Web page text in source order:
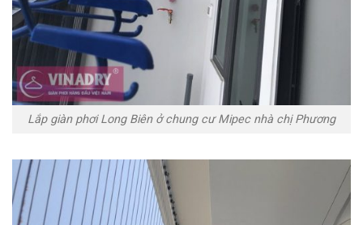
Lắp giàn phơi Long Biên ở chung cư Mipec nhà chị Phương